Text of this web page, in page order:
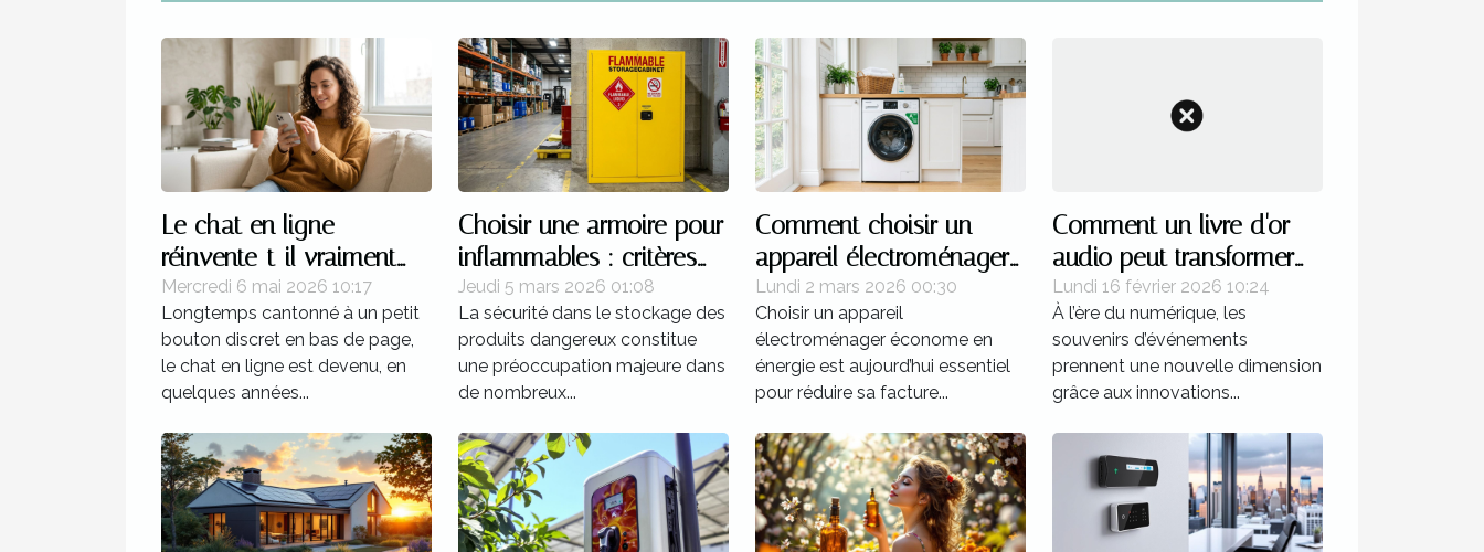
Le chat en ligne
réinvente-t-il vraiment
l’expérience utilisateur ?
Mercredi 6 mai 2026 10:17
Longtemps cantonné à un petit
bouton discret en bas de page,
le chat en ligne est devenu, en
quelques années...
Choisir une armoire pour
inflammables : critères
de sécurité et législation
Jeudi 5 mars 2026 01:08
La sécurité dans le stockage des
produits dangereux constitue
une préoccupation majeure dans
de nombreux...
Comment choisir un
appareil électroménager
économe en énergie ?
Lundi 2 mars 2026 00:30
Choisir un appareil
électroménager économe en
énergie est aujourd’hui essentiel
pour réduire sa facture...
Comment un livre d'or
audio peut transformer
vos événements
spéciaux ?
Lundi 16 février 2026 10:24
À l’ère du numérique, les
souvenirs d’événements
prennent une nouvelle dimension
grâce aux innovations...